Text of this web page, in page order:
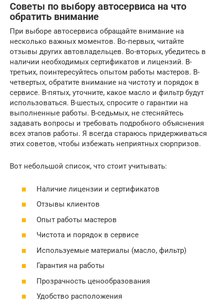
Советы по выбору автосервиса на что
обратить внимание
При выборе автосервиса обращайте внимание на
несколько важных моментов. Во-первых, читайте
отзывы других автовладельцев. Во-вторых, убедитесь в
наличии необходимых сертификатов и лицензий. В-
третьих, поинтересуйтесь опытом работы мастеров. В-
четвертых, обратите внимание на чистоту и порядок в
сервисе. В-пятых, уточните, какое масло и фильтр будут
использоваться. В-шестых, спросите о гарантии на
выполненные работы. В-седьмых, не стесняйтесь
задавать вопросы и требовать подробного объяснения
всех этапов работы. Я всегда стараюсь придерживаться
этих советов, чтобы избежать неприятных сюрпризов.
Вот небольшой список, что стоит учитывать:
Наличие лицензии и сертификатов
Отзывы клиентов
Опыт работы мастеров
Чистота и порядок в сервисе
Используемые материалы (масло, фильтр)
Гарантия на работы
Прозрачность ценообразования
Удобство расположения